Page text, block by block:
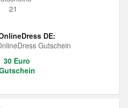
DE:
Gutschein
30 Euro